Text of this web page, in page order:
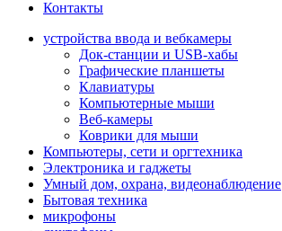
Контакты
устройства ввода и вебкамеры
Док-станции и USB-хабы
Графические планшеты
Клавиатуры
Компьютерные мыши
Веб-камеры
Коврики для мыши
Компьютеры, сети и оргтехника
Электроника и гаджеты
Умный дом, охрана, видеонаблюдение
Бытовая техника
микрофоны